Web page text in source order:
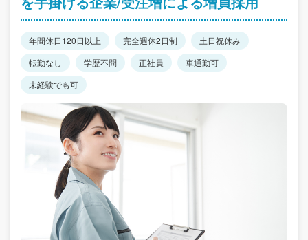
年間休日120日以上 完全週休2日制
土日祝休み
転勤なし
学歴不問 正社員
車通勤可
未経験でも可